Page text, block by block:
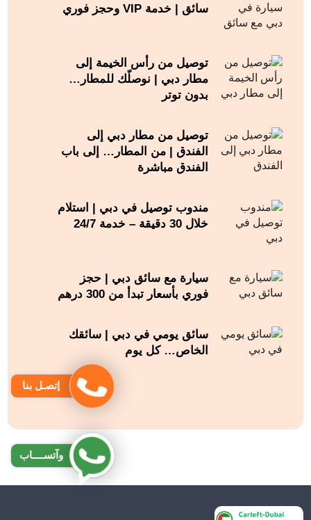
سائق | خدمة VIP وحجز فوري
توصيل من رأس الخيمة إلى
مطار دبي | نوصلّك للمطار…
بدون توتر
توصيل من مطار دبي إلى
الفندق | من المطار… إلى باب
الفندق مباشرة
مندوب توصيل في دبي | استلام
خلال 30 دقيقة – خدمة 24/7
سيارة مع سائق دبي | حجز
فوري بأسعار تبدأ من 300 درهم
سائق يومي في دبي | سائقك
الخاص… كل يوم
إتصـل بنا
وآتســــاب